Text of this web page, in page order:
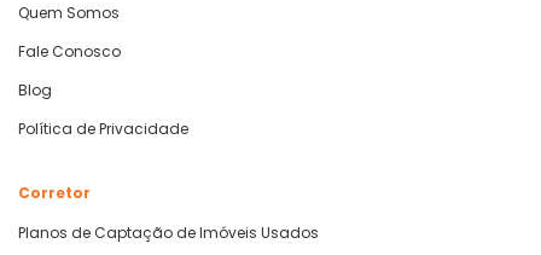
Quem Somos
Fale Conosco
Blog
Política de Privacidade
Corretor
Planos de Captação de Imóveis Usados